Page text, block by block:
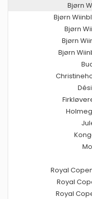
Bjørn
Bjørn
Bjørn
Bjørn
Bjørn
Royal
Royal
Royal